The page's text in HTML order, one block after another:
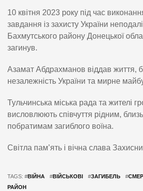
10 квітня 2023 року під час
завдання із захисту України
Бахмутського району Донецької
загинув.
Азамат Абдрахманов віддав життя,
незалежність України та мирне
Тульчинська міська рада та жителі
висловлюють співчуття рідним,
побратимам загиблого воїна.
Світла пам’ять і вічна слава
TAGS: #ВІЙНА #ВІЙСЬКОВІ #ЗАГИБЕЛЬ #
РАЙОН